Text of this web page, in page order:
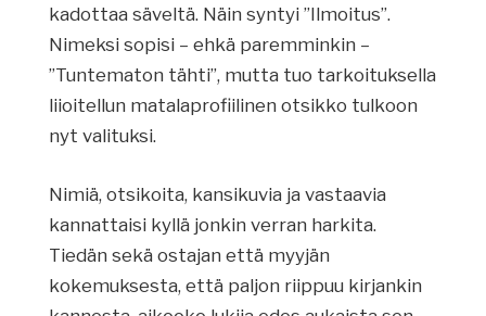
kadottaa säveltä. Näin syntyi ”Ilmoitus”.
Nimeksi sopisi – ehkä paremminkin –
”Tuntematon tähti”, mutta tuo tarkoituksella
liioitellun matalaprofiilinen otsikko tulkoon
nyt valituksi.
Nimiä, otsikoita, kansikuvia ja vastaavia
kannattaisi kyllä jonkin verran harkita.
Tiedän sekä ostajan että myyjän
kokemuksesta, että paljon riippuu kirjankin